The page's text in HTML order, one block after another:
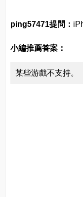
ping57471提問：
小編推薦答案：
某些游戲不支持。